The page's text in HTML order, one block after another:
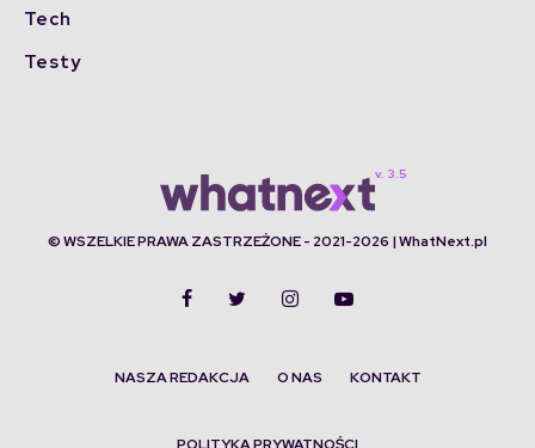
Tech
Testy
© WSZELKIE PRAWA ZASTRZEŻONE - 2021-2026 | WhatNext.pl
NASZA REDAKCJA O NAS KONTAKT